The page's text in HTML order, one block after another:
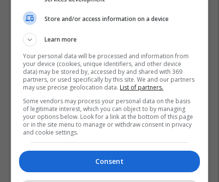
Store and/or access information on a device
Learn more
Your personal data will be processed and information from
your device (cookies, unique identifiers, and other device
data) may be stored by, accessed by and shared with 369
partners, or used specifically by this site. We and our partners
may use precise geolocation data. List of partners.
Some vendors may process your personal data on the basis
of legitimate interest, which you can object to by managing
your options below. Look for a link at the bottom of this page
or in the site menu to manage or withdraw consent in privacy
and cookie settings.
Consent